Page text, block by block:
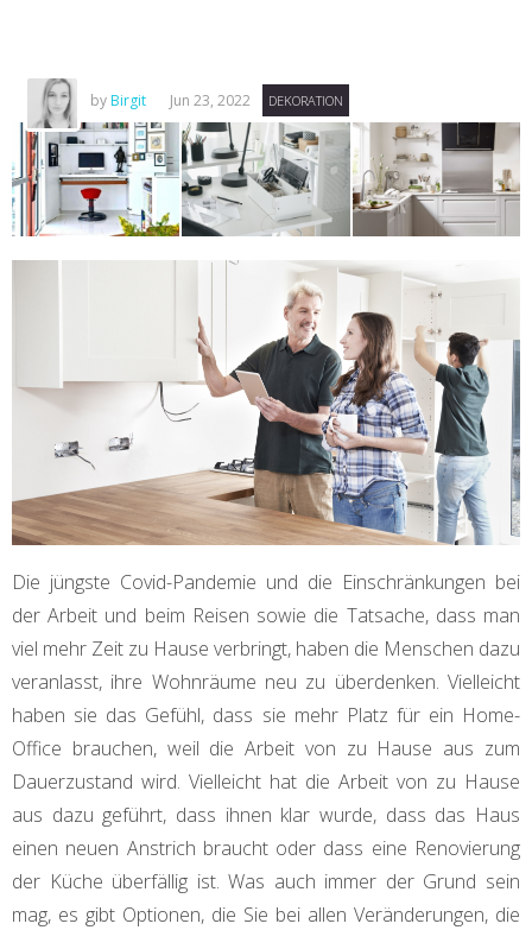
by Birgit Jun 23, 2022 DEKORATION
Die jüngste Covid-Pandemie und die Einschränkungen bei
der Arbeit und beim Reisen sowie die Tatsache, dass man
viel mehr Zeit zu Hause verbringt, haben die Menschen dazu
veranlasst, ihre Wohnräume neu zu überdenken. Vielleicht
haben sie das Gefühl, dass sie mehr Platz für ein Home-
Office brauchen, weil die Arbeit von zu Hause aus zum
Dauerzustand wird. Vielleicht hat die Arbeit von zu Hause
aus dazu geführt, dass ihnen klar wurde, dass das Haus
einen neuen Anstrich braucht oder dass eine Renovierung
der Küche überfällig ist. Was auch immer der Grund sein
mag, es gibt Optionen, die Sie bei allen Veränderungen, die